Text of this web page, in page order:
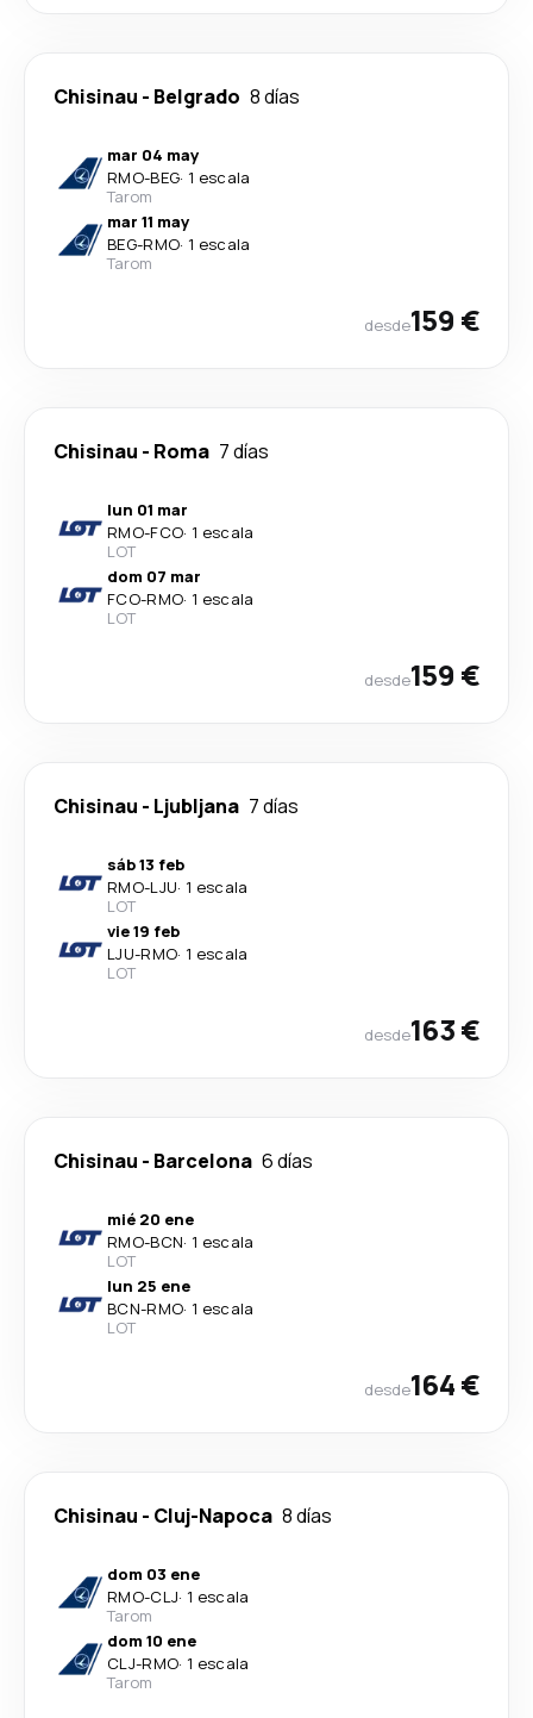
Chisinau - Belgrado 8 días
mar 04 may
RMO-BEG· 1 escala
Tarom
mar 11 may
BEG-RMO· 1 escala
Tarom
desde159 €
Chisinau - Roma 7 días
lun 01 mar
RMO-FCO· 1 escala
LOT
dom 07 mar
FCO-RMO· 1 escala
LOT
desde159 €
Chisinau - Ljubljana 7 días
sáb 13 feb
RMO-LJU· 1 escala
LOT
vie 19 feb
LJU-RMO· 1 escala
LOT
desde163 €
Chisinau - Barcelona 6 días
mié 20 ene
RMO-BCN· 1 escala
LOT
lun 25 ene
BCN-RMO· 1 escala
LOT
desde164 €
Chisinau - Cluj-Napoca 8 días
dom 03 ene
RMO-CLJ· 1 escala
Tarom
dom 10 ene
CLJ-RMO· 1 escala
Tarom